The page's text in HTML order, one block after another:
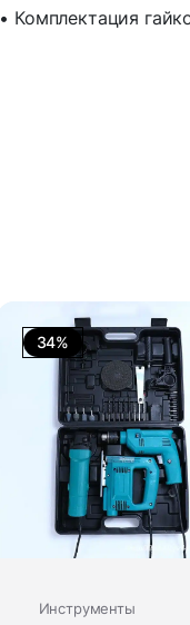
• Комплектация
34%
Инструменты